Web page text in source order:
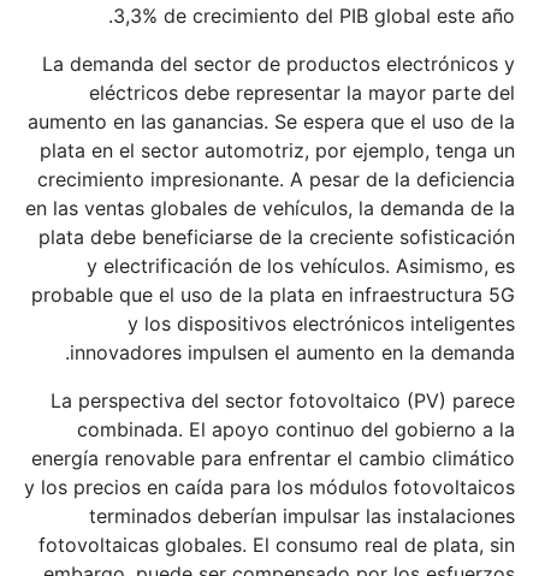
3,3% de crecimiento del PIB global este año.
La demanda del sector de productos electrónicos y
eléctricos debe representar la mayor parte del
aumento en las ganancias. Se espera que el uso de la
plata en el sector automotriz, por ejemplo, tenga un
crecimiento impresionante. A pesar de la deficiencia
en las ventas globales de vehículos, la demanda de la
plata debe beneficiarse de la creciente sofisticación
y electrificación de los vehículos. Asimismo, es
probable que el uso de la plata en infraestructura 5G
y los dispositivos electrónicos inteligentes
innovadores impulsen el aumento en la demanda.
La perspectiva del sector fotovoltaico (PV) parece
combinada. El apoyo continuo del gobierno a la
energía renovable para enfrentar el cambio climático
y los precios en caída para los módulos fotovoltaicos
terminados deberían impulsar las instalaciones
fotovoltaicas globales. El consumo real de plata, sin